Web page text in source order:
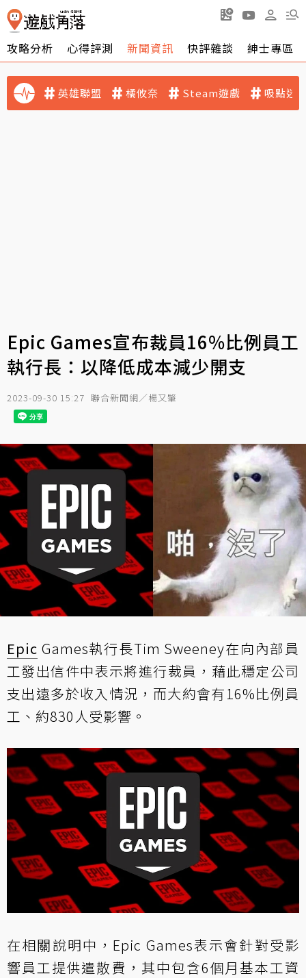
攻略分析 心得評測 新聞資訊 快評雜談 紳士專區
英雄聯盟 橘攸奈 Steam遊戲 吸點迷
Epic Games宣布裁員16%比例員工
執行長：以降低成本減少開支
2023-09-30 15:27 聯合新聞網／楊又肇
Epic Games執行長Tim Sweeney在向內部員
工發出信件中表示將進行裁員，藉此穩定公司
支出遠多於收入情況，而大約會有16%比例員
工、約830人受影響。
在相關說明中，Epic Games表示會針對受影
響員工提供遣散費，其中包含6個月基本工資